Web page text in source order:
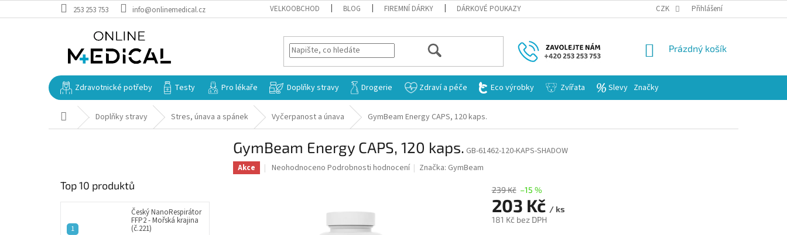
na
253 253 753 info@onlinemedical.cz VELKOOBCHOD BLOG FIREMNÍ DÁRKY DÁRKOVÉ POUKAZY CZK Přihlášení
HLEDAT
NÁKUPNÍ
Prázdný košík
Zdravotnické potřeby Testy Pro lékaře Doplňky stravy Drogerie Zdraví a péče Eco výrobky Zvířata Slevy Značky
Domů Doplňky stravy Stres, únava a spánek Vyčerpanost a únava GymBeam Energy CAPS, 120 kaps.
Top 10 produktů
Český NanoRespirátor
FFP2 - Mořská krajina
(č.221)
GymBeam Energy CAPS, 120 kaps. GB-61462-120-KAPS-SHADOW
Akce
Průměrné
Neohodnoceno Podrobnosti hodnocení Značka: GymBeam
239 Kč –15 %
203 Kč / ks
181 Kč bez DPH